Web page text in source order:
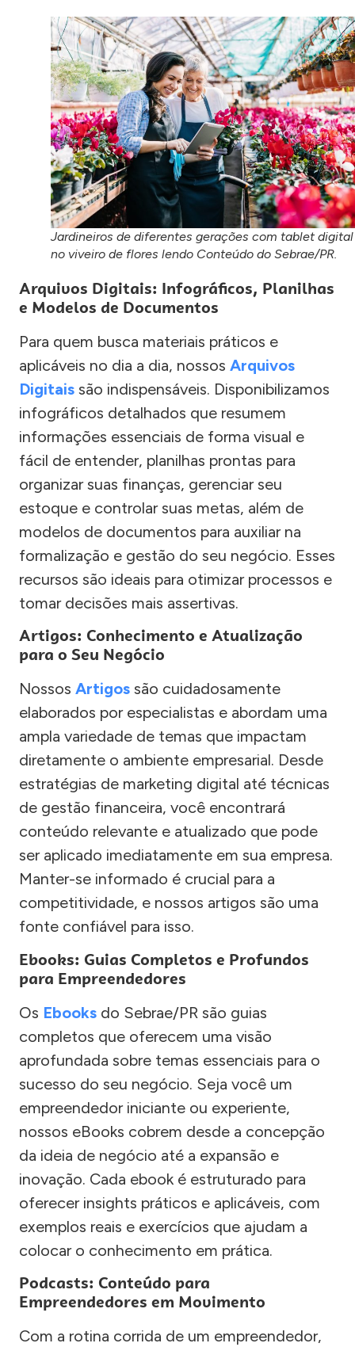
Jardineiros de diferentes gerações com tablet digital
no viveiro de flores lendo Conteúdo do Sebrae/PR.
Arquivos Digitais: Infográficos, Planilhas
e Modelos de Documentos
Para quem busca materiais práticos e
aplicáveis no dia a dia, nossos Arquivos
Digitais são indispensáveis. Disponibilizamos
infográficos detalhados que resumem
informações essenciais de forma visual e
fácil de entender, planilhas prontas para
organizar suas finanças, gerenciar seu
estoque e controlar suas metas, além de
modelos de documentos para auxiliar na
formalização e gestão do seu negócio. Esses
recursos são ideais para otimizar processos e
tomar decisões mais assertivas.
Artigos: Conhecimento e Atualização
para o Seu Negócio
Nossos Artigos são cuidadosamente
elaborados por especialistas e abordam uma
ampla variedade de temas que impactam
diretamente o ambiente empresarial. Desde
estratégias de marketing digital até técnicas
de gestão financeira, você encontrará
conteúdo relevante e atualizado que pode
ser aplicado imediatamente em sua empresa.
Manter-se informado é crucial para a
competitividade, e nossos artigos são uma
fonte confiável para isso.
Ebooks: Guias Completos e Profundos
para Empreendedores
Os Ebooks do Sebrae/PR são guias
completos que oferecem uma visão
aprofundada sobre temas essenciais para o
sucesso do seu negócio. Seja você um
empreendedor iniciante ou experiente,
nossos eBooks cobrem desde a concepção
da ideia de negócio até a expansão e
inovação. Cada ebook é estruturado para
oferecer insights práticos e aplicáveis, com
exemplos reais e exercícios que ajudam a
colocar o conhecimento em prática.
Podcasts: Conteúdo para
Empreendedores em Movimento
Com a rotina corrida de um empreendedor,